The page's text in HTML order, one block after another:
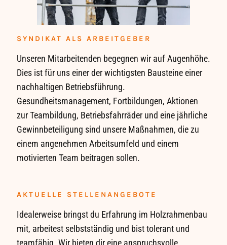
SYNDIKAT ALS ARBEITGEBER
Unseren Mitarbeitenden begegnen wir auf Augenhöhe.
Dies ist für uns einer der wichtigsten Bausteine einer
nachhaltigen Betriebsführung.
Gesundheitsmanagement, Fortbildungen, Aktionen
zur Teambildung, Betriebsfahrräder und eine jährliche
Gewinnbeteiligung sind unsere Maßnahmen, die zu
einem angenehmen Arbeitsumfeld und einem
motivierten Team beitragen sollen.
AKTUELLE STELLENANGEBOTE
Idealerweise bringst du Erfahrung im Holzrahmenbau
mit, arbeitest selbstständig und bist tolerant und
teamfähig. Wir bieten dir eine anspruchsvolle,